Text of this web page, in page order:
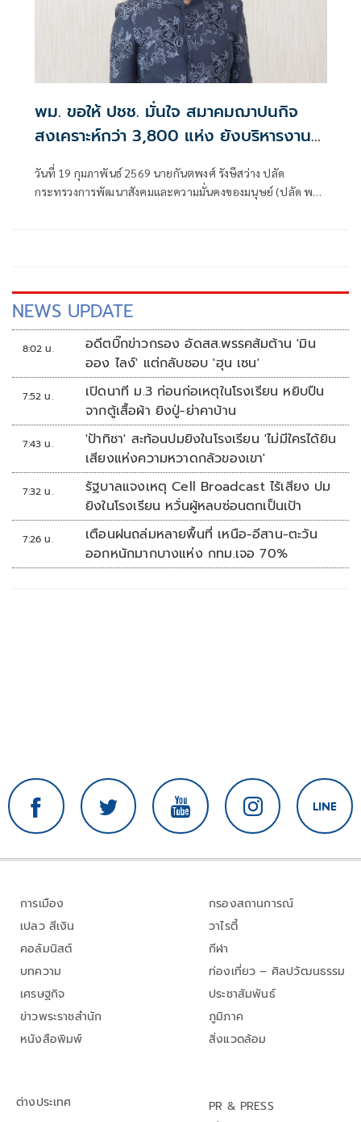
พม. ขอให้ ปชช. มั่นใจ สมาคมฌาปนกิจ
สงเคราะห์กว่า 3,800 แห่ง ยังบริหารงาน
เข้มแข็ง ย้ำ ถูกยกเลิกแค่ 10 แห่ง
วันที่ 19 กุมภาพันธ์ 2569 นายกันตพงศ์ รังษีสว่าง ปลัด
กระทรวงการพัฒนาสังคมและความมั่นคงของมนุษย์ (ปลัด พม.)
ดำเนินงานอยู่
NEWS UPDATE
8:02 น.
อดีตบิ๊กข่าวกรอง อัดสส.พรรคส้มต้าน 'มิน
ออง ไลง์' แต่กลับชอบ 'ฮุน เซน'
7:52 น.
เปิดนาที ม.3 ก่อนก่อเหตุในโรงเรียน หยิบปืน
จากตู้เสื้อผ้า ยิงปู่-ย่าคาบ้าน
7:43 น.
'ป้าทิชา' สะท้อนปมยิงในโรงเรียน 'ไม่มีใครได้ยิน
เสียงแห่งความหวาดกลัวของเขา'
7:32 น.
รัฐบาลแจงเหตุ Cell Broadcast ไร้เสียง ปม
ยิงในโรงเรียน หวั่นผู้หลบซ่อนตกเป็นเป้า
7:26 น.
เตือนฝนถล่มหลายพื้นที่ เหนือ-อีสาน-ตะวัน
ออกหนักมากบางแห่ง กทม.เจอ 70%
การเมือง
เปลว สีเงิน
คอลัมนิสต์
บทความ
เศรษฐกิจ
ข่าวพระราชสำนัก
หนังสือพิมพ์
กรองสถานการณ์
วาไรตี้
กีฬา
ท่องเที่ยว – ศิลปวัฒนธรรม
ประชาสัมพันธ์
ภูมิภาค
สิ่งแวดล้อม
ต่างประเทศ
PR & PRESS